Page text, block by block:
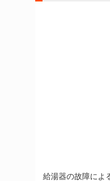
給湯器の故障によ